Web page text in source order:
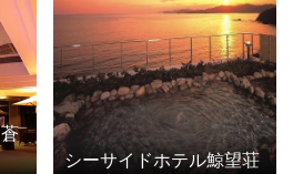
シーサイドホテル鯨望荘